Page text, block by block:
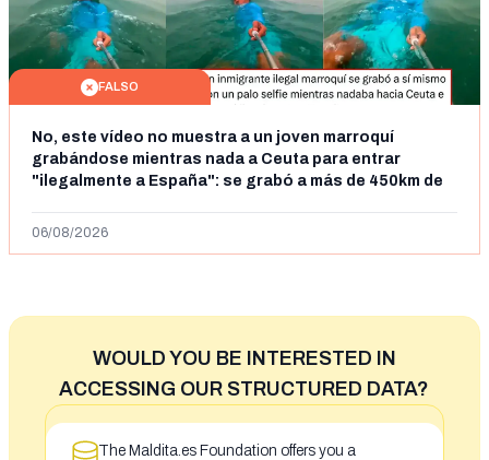
FALSO
No, este vídeo no muestra a un joven marroquí
grabándose mientras nada a Ceuta para entrar
"ilegalmente a España": se grabó a más de 450km de
06/08/2026
WOULD YOU BE INTERESTED IN
ACCESSING OUR STRUCTURED DATA?
The Maldita.es Foundation offers you a